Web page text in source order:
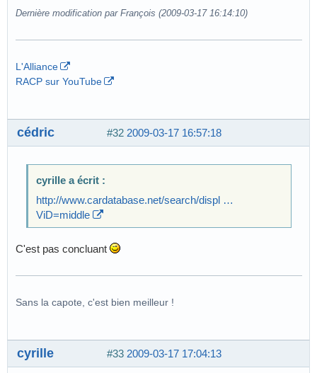
Dernière modification par François (2009-03-17 16:14:10)
L'Alliance
RACP sur YouTube
#32 2009-03-17 16:57:18
cédric
cyrille a écrit :
http://www.cardatabase.net/search/displ …
ViD=middle
C'est pas concluant
Sans la capote, c'est bien meilleur !
#33 2009-03-17 17:04:13
cyrille